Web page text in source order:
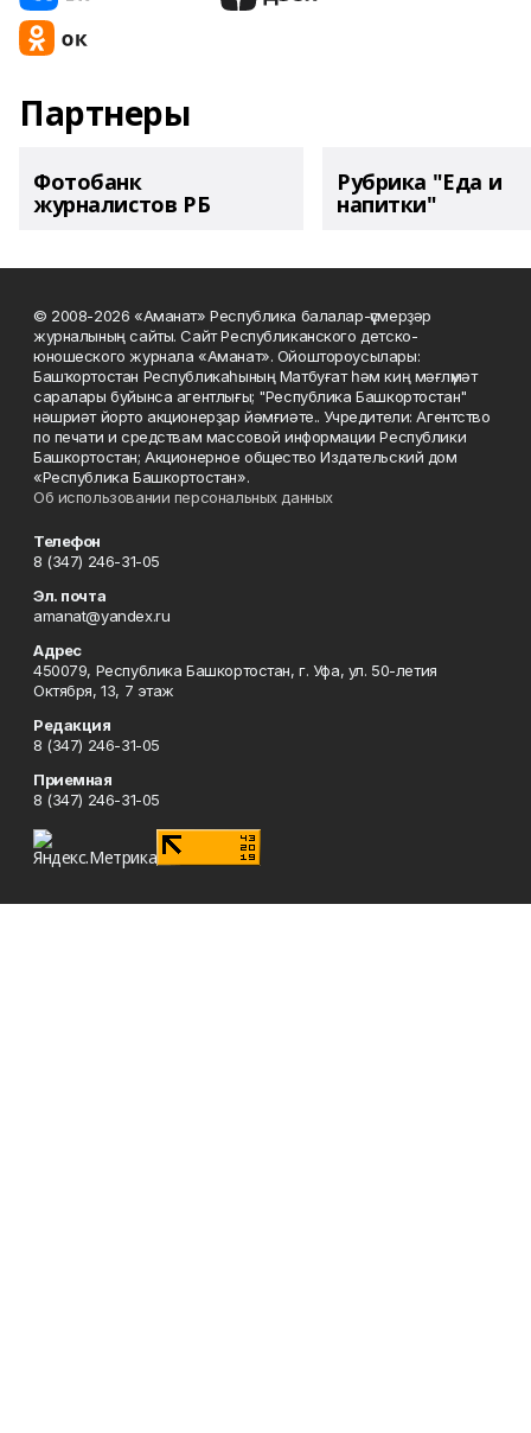
Партнеры
Фотобанк
журналистов РБ
Рубрика "Еда и
напитки"
© 2008-2026 «Аманат» Республика балалар-үҫмерҙәр
журналының сайты. Сайт Республиканского детско-
юношеского журнала «Аманат». Ойоштороусылары:
Башҡортостан Республикаһының Матбуғат һәм киң мәғлүмәт
саралары буйынса агентлығы; "Республика Башкортостан"
нәшриәт йорто акционерҙар йәмғиәте.. Учредители: Агентство
по печати и средствам массовой информации Республики
Башкортостан; Акционерное общество Издательский дом
«Республика Башкортостан».
Об использовании персональных данных
Телефон
8 (347) 246-31-05
Эл. почта
amanat@yandex.ru
Адрес
450079, Республика Башкортостан, г. Уфа, ул. 50-летия
Октября, 13, 7 этаж
Редакция
8 (347) 246-31-05
Приемная
8 (347) 246-31-05